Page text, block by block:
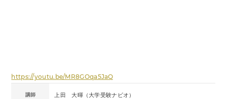
https://youtu.be/MR8GOqa5JaQ
講師 上田 大暉（大学受験ナビオ）